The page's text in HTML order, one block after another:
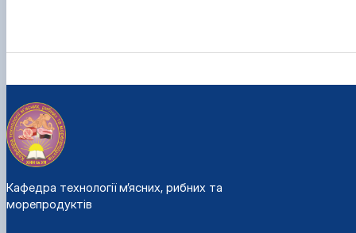
Кафедра технології м’ясних, рибних та
морепродуктів